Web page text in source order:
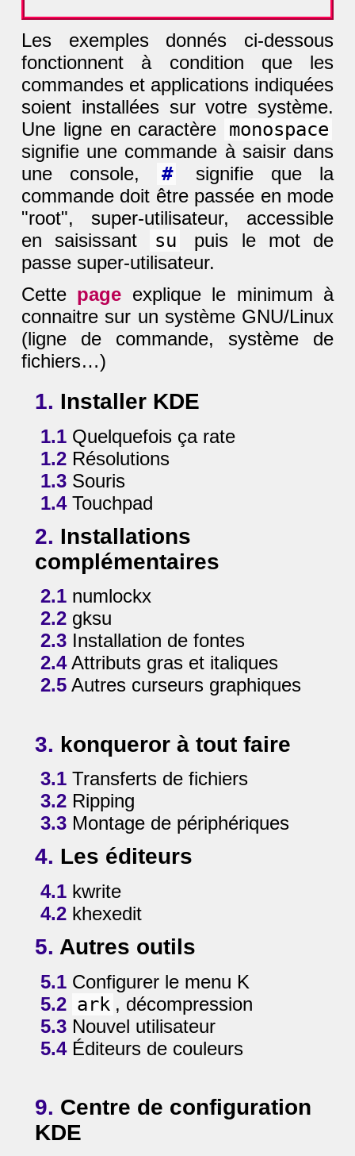
Les exemples donnés ci-dessous
fonctionnent à condition que les
commandes et applications indiquées
soient installées sur votre système.
Une ligne en caractère
monospace
signifie une commande à saisir dans
une console,
#
signifie que la
commande doit être passée en mode
"root", super-utilisateur, accessible
en saisissant
su
puis le mot de
passe super-utilisateur.
Cette page explique le minimum à
connaitre sur un système GNU/Linux
(ligne de commande, système de
fichiers…)
1. Installer KDE
1.1 Quelquefois ça rate
1.2 Résolutions
1.3 Souris
1.4Touchpad
2. Installations
complémentaires
2.1 numlockx
2.2 gksu
2.3 Installation de fontes
2.4Attributs gras et italiques
2.5 Autres curseurs graphiques
3. konqueror à tout faire
3.1 Transferts de fichiers
3.2 Ripping
3.3 Montage de périphériques
4. Les éditeurs
4.1 kwrite
4.2 khexedit
5. Autres outils
5.1 Configurer le menu K
5.2 ark , décompression
5.3 Nouvel utilisateur
5.4Éditeurs de couleurs
9. Centre de configuration
KDE